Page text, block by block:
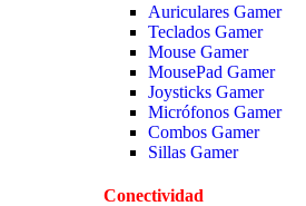
Auriculares Gamer
Teclados Gamer
Mouse Gamer
MousePad Gamer
Joysticks Gamer
Micrófonos Gamer
Combos Gamer
Sillas Gamer
Conectividad